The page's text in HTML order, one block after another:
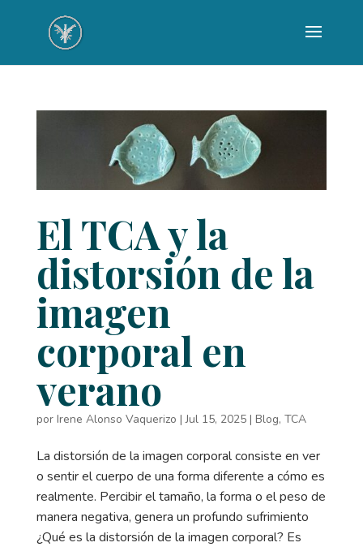
El TCA y la
distorsión de la
imagen
corporal en
verano
por Irene Alonso Vaquerizo |Jul 15, 2025| Blog, TCA
La distorsión de la imagen corporal consiste en ver
o sentir el cuerpo de una forma diferente a cómo es
realmente. Percibir el tamaño, la forma o el peso de
manera negativa, genera un profundo sufrimiento
¿Qué es la distorsión de la imagen corporal? Es